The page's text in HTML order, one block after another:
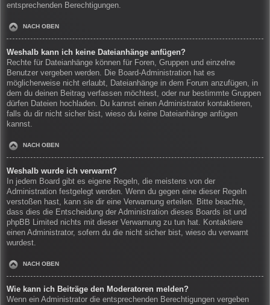
entsprechenden Berechtigungen.
NACH OBEN
Weshalb kann ich keine Dateianhänge anfügen?
Rechte für Dateianhänge können für Foren, Gruppen und einzelne
Benutzer vergeben werden. Die Board-Administration hat es
möglicherweise nicht erlaubt, Dateianhänge in dem Forum anzufügen, in
dem du deinen Beitrag verfassen möchtest, oder nur bestimmte Gruppen
dürfen Dateien hochladen. Du kannst einen Administrator kontaktieren,
falls du dir nicht sicher bist, wieso du keine Dateianhänge anfügen
kannst.
NACH OBEN
Weshalb wurde ich verwarnt?
In jedem Board gibt es eigene Regeln, die meistens von der
Administration festgelegt werden. Wenn du gegen eine dieser Regeln
verstoßen hast, kann sie dir eine Verwarnung erteilen. Bitte beachte,
dass dies die Entscheidung der Administration dieses Boards ist und
phpBB Limited nichts mit dieser Verwarnung zu tun hat. Kontaktiere
einen Administrator, sofern du die nicht sicher bist, wieso du verwarnt
wurdest.
NACH OBEN
Wie kann ich Beiträge den Moderatoren melden?
Wenn ein Administrator die entsprechenden Berechtigungen vergeben